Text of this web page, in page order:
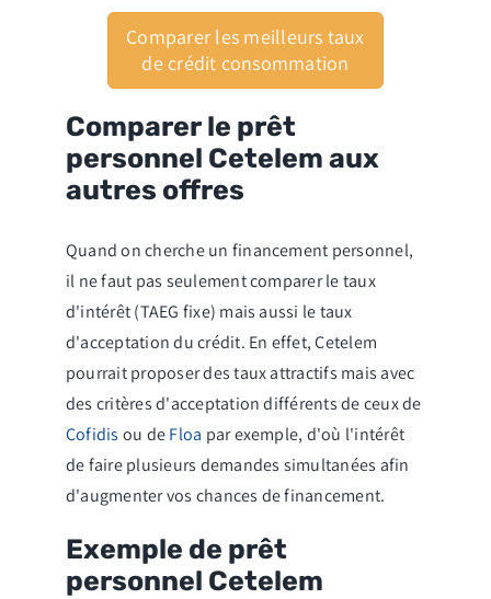
Comparer les meilleurs taux
de crédit consommation
Comparer le prêt
personnel Cetelem aux
autres offres
Quand on cherche un financement personnel,
il ne faut pas seulement comparer le taux
d'intérêt (TAEG fixe) mais aussi le taux
d'acceptation du crédit. En effet, Cetelem
pourrait proposer des taux attractifs mais avec
des critères d'acceptation différents de ceux de
Cofidis ou deFloa par exemple, d'où l'intérêt
de faire plusieurs demandes simultanées afin
d'augmenter vos chances de financement.
Exemple de prêt
personnel Cetelem